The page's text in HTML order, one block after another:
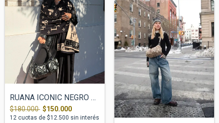
RUANA ICONIC NEGRO BEIGE
$180.000 $150.000
12 cuotas de $12.500 sin interés